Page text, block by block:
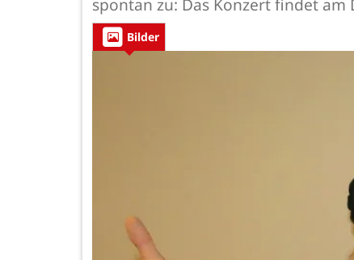
spontan zu: Das Konzert findet
Bilder